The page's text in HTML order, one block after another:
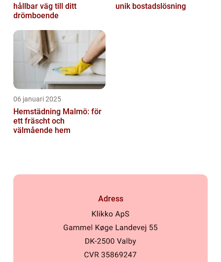
hållbar väg till ditt
drömboende
unik bostadslösning
06 januari 2025
Hemstädning Malmö: för
ett fräscht och
välmående hem
Adress